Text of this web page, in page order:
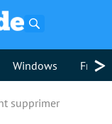
Windows >
supprimer